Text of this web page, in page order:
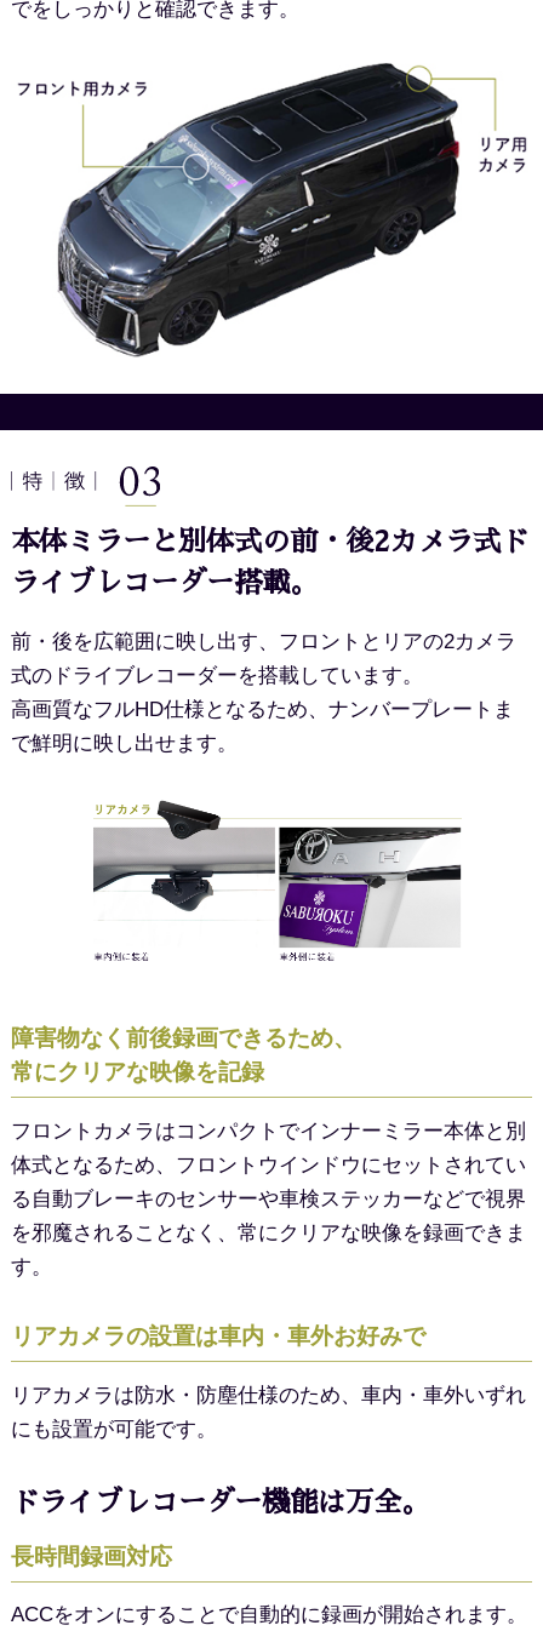
でをしっかりと確認できます。
本体ミラーと別体式の前・後2カメラ式ド
ライブレコーダー搭載。
前・後を広範囲に映し出す、フロントとリアの2カメラ
式のドライブレコーダーを搭載しています。
高画質なフルHD仕様となるため、ナンバープレートま
で鮮明に映し出せます。
障害物なく前後録画できるため、
常にクリアな映像を記録
フロントカメラはコンパクトでインナーミラー本体と別
体式となるため、フロントウインドウにセットされてい
る自動ブレーキのセンサーや車検ステッカーなどで視界
を邪魔されることなく、常にクリアな映像を録画できま
す。
リアカメラの設置は車内・車外お好みで
リアカメラは防水・防塵仕様のため、車内・車外いずれ
にも設置が可能です。
ドライブレコーダー機能は万全。
長時間録画対応
ACCをオンにすることで自動的に録画が開始されます。